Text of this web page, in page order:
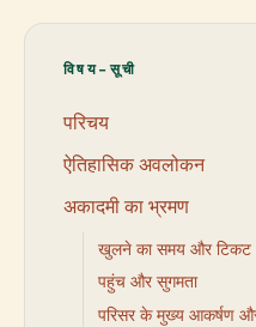
विषय-सूची
परिचय
ऐतिहासिक अवलोकन
अकादमी का भ्रमण
खुलने का समय और टिकट
पहुंच और सुगमता
परिसर के मुख्य आकर्षण और